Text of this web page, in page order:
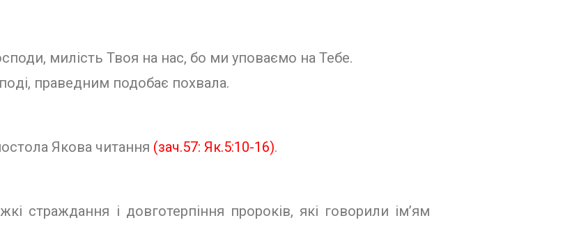
милість Твоя на нас, бо ми уповаємо на Тебе.
праведним подобає похвала.
Якова читання (зач.57: Як.5:10-16).
страждання і довготерпіння пророків, які говорили ім’ям